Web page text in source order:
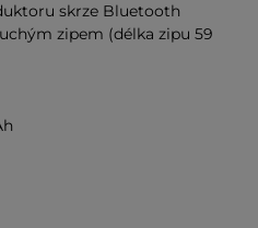
skrze Bluetooth
zipem (délka zipu 59